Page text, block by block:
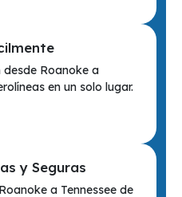
Roanoke a
en un solo lugar.
y Seguras
a Tennessee de